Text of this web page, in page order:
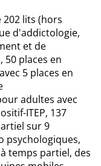
202 lits (hors
d'addictologie,
et de
50 places en
5 places en
adultes avec
ITEP, 137
sur 9
psychologiques,
temps partiel, des